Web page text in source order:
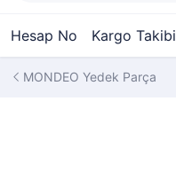
Hesap No Kargo Takibi
MONDEO Yedek Parça